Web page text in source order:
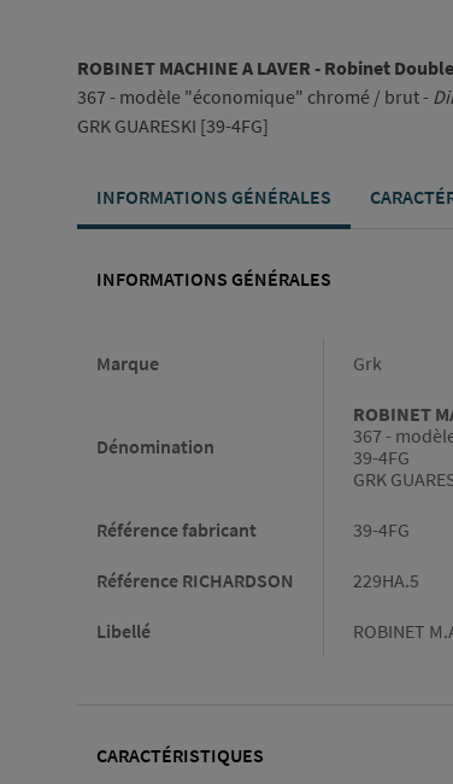
ROBINET MACHINE A LAVER - Robinet Double
367 - modèle "économique" chromé / brut -
GRK GUARESKI [39-4FG]
INFORMATIONS GÉNÉRALES
INFORMATIONS GÉNÉRALES
Marque Grk
Dénomination
ROBINET
367 -
39-4FG
GRK
Référence fabricant 39-4FG
Référence RICHARDSON 229HA.5
Libellé ROBINET
CARACTÉRISTIQUES